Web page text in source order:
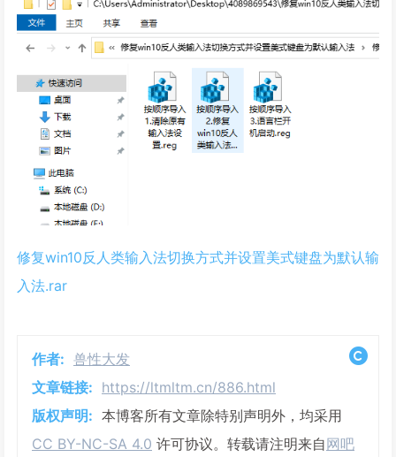
修复win10反人类输入法切换方式并设置美式键盘为默认输
入法.rar
作者: 兽性大发
文章链接: https://ltmltm.cn/886.html
版权声明: 本博客所有文章除特别声明外，均采用
CC BY-NC-SA 4.0 许可协议。转载请注明来自网吧